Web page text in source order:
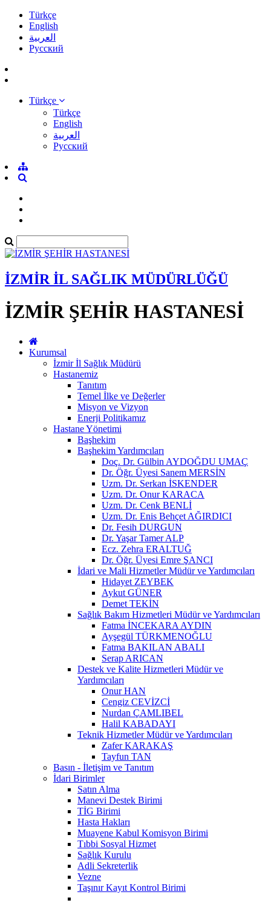
Türkçe
English
العربية
Pусский
Türkçe
Türkçe
English
العربية
Pусский
İZMİR İL SAĞLIK MÜDÜRLÜĞÜ
İZMİR ŞEHİR HASTANESİ
Kurumsal
İzmir İl Sağlık Müdürü
Hastanemiz
Tanıtım
Temel İlke ve Değerler
Misyon ve Vizyon
Enerji Politikamız
Hastane Yönetimi
Başhekim
Başhekim Yardımcıları
Doç. Dr. Gülbin AYDOĞDU UMAÇ
Dr. Öğr. Üyesi Sanem MERSİN
Uzm. Dr. Serkan İSKENDER
Uzm. Dr. Onur KARACA
Uzm. Dr. Cenk BENLİ
Uzm. Dr. Enis Behçet AĞIRDICI
Dr. Fesih DURGUN
Dr. Yaşar Tamer ALP
Ecz. Zehra ERALTUĞ
Dr. Öğr. Üyesi Emre ŞANCI
İdari ve Mali Hizmetler Müdür ve Yardımcıları
Hidayet ZEYBEK
Aykut GÜNER
Demet TEKİN
Sağlık Bakım Hizmetleri Müdür ve Yardımcıları
Fatma İNCEKARA AYDIN
Ayşegül TÜRKMENOĞLU
Fatma BAKILAN ABALI
Serap ARICAN
Destek ve Kalite Hizmetleri Müdür ve
Yardımcıları
Onur HAN
Cengiz CEVİZCİ
Nurdan ÇAMLIBEL
Halil KABADAYI
Teknik Hizmetler Müdür ve Yardımcıları
Zafer KARAKAŞ
Tayfun TAN
Basın - İletişim ve Tanıtım
İdari Birimler
Satın Alma
Manevi Destek Birimi
TİG Birimi
Hasta Hakları
Muayene Kabul Komisyon Birimi
Tıbbi Sosyal Hizmet
Sağlık Kurulu
Adli Sekreterlik
Vezne
Taşınır Kayıt Kontrol Birimi